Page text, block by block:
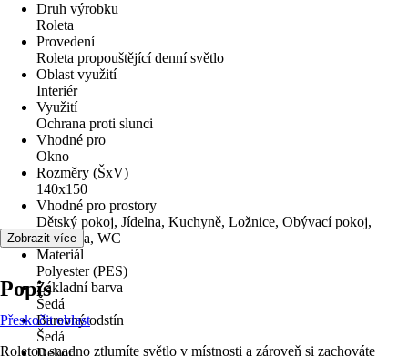
Druh výrobku
Roleta
Provedení
Roleta propouštějící denní světlo
Oblast využití
Interiér
Využití
Ochrana proti slunci
Vhodné pro
Okno
Rozměry (ŠxV)
140x150
Vhodné pro prostory
Dětský pokoj, Jídelna, Kuchyně, Ložnice, Obývací pokoj,
Pracovna, WC
Materiál
Polyester (PES)
Základní barva
Šedá
Barevný odstín
Šedá
Dekor
Zobrazit více
Popis
Přeskočit oblast
Roletou snadno ztlumíte světlo v místnosti a zároveň si zachováte